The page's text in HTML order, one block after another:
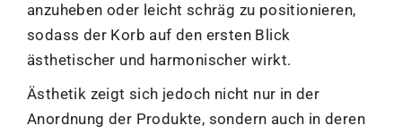
anzuheben oder leicht schräg zu positionieren,
sodass der Korb auf den ersten Blick
ästhetischer und harmonischer wirkt.
Ästhetik zeigt sich jedoch nicht nur in der
Anordnung der Produkte, sondern auch in deren